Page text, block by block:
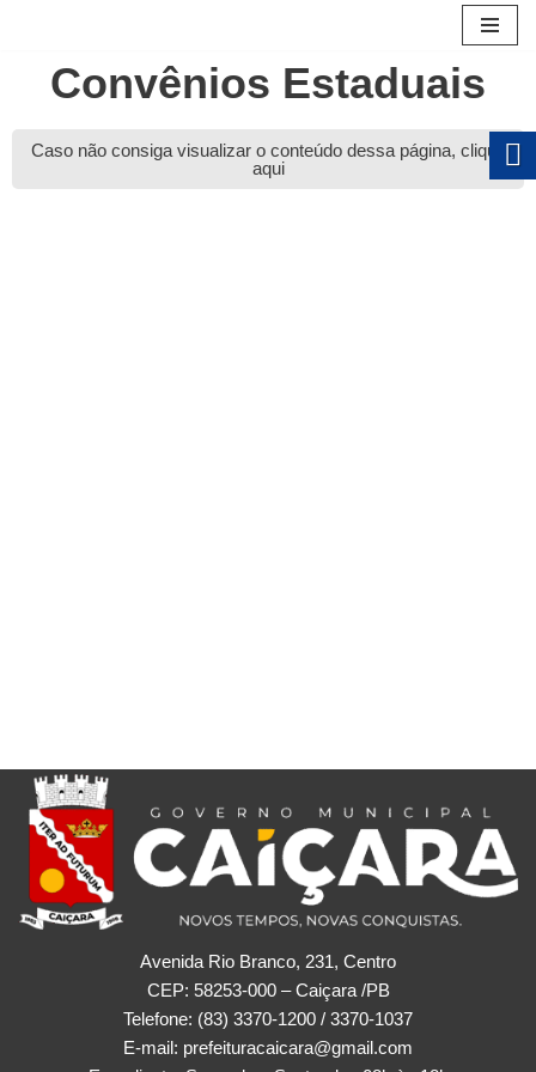
para
conteúdo
Convênios Estaduais
Caso não consiga visualizar o conteúdo dessa página, clique
aqui
Avenida Rio Branco, 231, Centro
CEP: 58253-000 – Caiçara /PB
Telefone: (83) 3370-1200 / 3370-1037
E-mail: prefeituracaicara@gmail.com